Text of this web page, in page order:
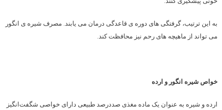
به این ترتیب، گرفتگی های دوره ی قاعدگی درمان می یابند. مصرف شیره ی انگور
می تواند از ماهیچه های رحم نیز محافظت کند.
خواص شیره انگور و ارده
ارده و شیره به عنوان یک ماده مغذی صددرصد طبیعی دارای خواصی شگفت‌انگیز